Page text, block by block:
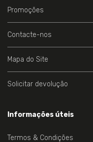
Promoções
Contacte-nos
Mapa do Site
Solicitar devolução
Informações úteis
Termos & Condições